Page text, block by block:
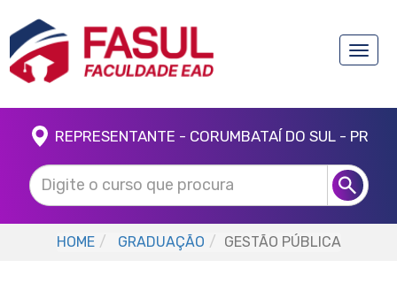
Toggle
REPRESENTANTE - CORUMBATAÍ DO SUL - PR
HOME GRADUAÇÃO GESTÃO PÚBLICA